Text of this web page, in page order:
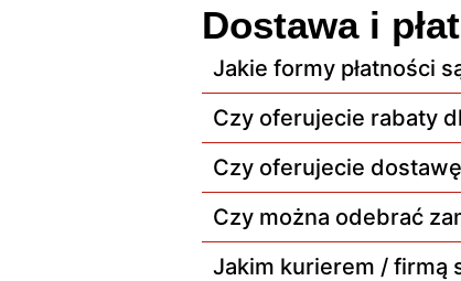
Dostawa i
Jakie formy płatności
Czy oferujecie rabaty
Czy oferujecie
Czy można odebrać
Jakim kurierem / firmą